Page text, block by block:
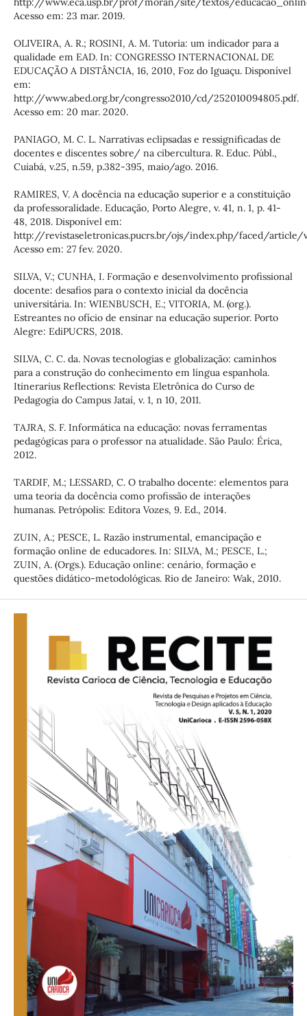
Acesso em: 23 mar. 2019.
OLIVEIRA, A. R.; ROSINI, A. M. Tutoria: um indicador para a
qualidade em EAD. In: CONGRESSO INTERNACIONAL DE
EDUCAÇÃO A DISTÂNCIA, 16, 2010, Foz do Iguaçu. Disponível
em:
http://www.abed.org.br/congresso2010/cd/252010094805.pdf.
Acesso em: 20 mar. 2020.
PANIAGO, M. C. L. Narrativas eclipsadas e ressignificadas de
docentes e discentes sobre/ na cibercultura. R. Educ. Públ.,
Cuiabá, v.25, n.59, p.382-395, maio/ago. 2016.
RAMIRES, V. A docência na educação superior e a constituição
da professoralidade. Educação, Porto Alegre, v. 41, n. 1, p. 41-
48, 2018. Disponível em:
http://revistaseletronicas.pucrs.br/ojs/index.php/faced/article/
Acesso em: 27 fev. 2020.
SILVA, V.; CUNHA, I. Formação e desenvolvimento profissional
docente: desafios para o contexto inicial da docência
universitária. In: WIENBUSCH, E.; VITORIA, M. (org.).
Estreantes no ofício de ensinar na educação superior. Porto
Alegre: EdiPUCRS, 2018.
SILVA, C. C. da. Novas tecnologias e globalização: caminhos
para a construção do conhecimento em língua espanhola.
Itinerarius Reflections: Revista Eletrônica do Curso de
Pedagogia do Campus Jataí, v. 1, n 10, 2011.
TAJRA, S. F. Informática na educação: novas ferramentas
pedagógicas para o professor na atualidade. São Paulo: Érica,
2012.
TARDIF, M.; LESSARD, C. O trabalho docente: elementos para
uma teoria da docência como profissão de interações
humanas. Petrópolis: Editora Vozes, 9. Ed., 2014.
ZUIN, A.; PESCE, L. Razão instrumental, emancipação e
formação online de educadores. In: SILVA, M.; PESCE, L.;
ZUIN, A. (Orgs.). Educação online: cenário, formação e
questões didático-metodológicas. Rio de Janeiro: Wak, 2010.